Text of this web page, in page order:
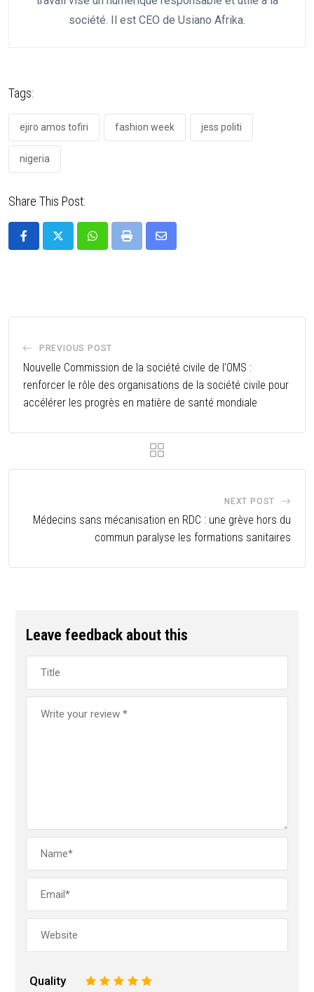
société. Il est CEO de Usiano Afrika.
Tags:
ejiro amos tofiri fashion week jess politi
nigeria
Share This Post:
PREVIOUS POST
Nouvelle Commission de la société civile de l’OMS :
renforcer le rôle des organisations de la société civile pour
accélérer les progrès en matière de santé mondiale
NEXT POST
Médecins sans mécanisation en RDC : une grève hors du
commun paralyse les formations sanitaires
Leave feedback about this
Quality 5
4
3
2